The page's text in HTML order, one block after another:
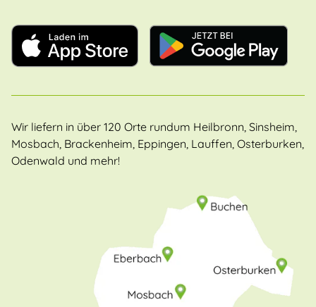
Wir liefern in über 120 Orte rundum Heilbronn, Sinsheim,
Mosbach, Brackenheim, Eppingen, Lauffen, Osterburken,
Odenwald und mehr!